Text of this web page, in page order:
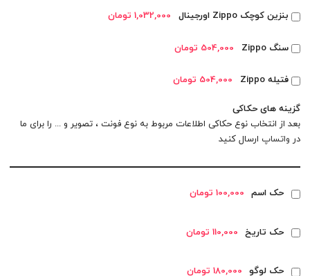
بنزین کوچک Zippo اورجینال
1,032,000 تومان
سنگ Zippo 504,000 تومان
فتیله Zippo 504,000 تومان
گزینه های حکاکی
بعد از انتخاب نوع حکاکی اطلاعات مربوط به نوع فونت ، تصویر و ... را برای ما
در واتساپ ارسال کنید
حک اسم 100,000 تومان
حک تاریخ 110,000 تومان
حک لوگو 180,000 تومان